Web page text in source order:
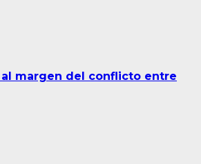
al margen del conflicto entre